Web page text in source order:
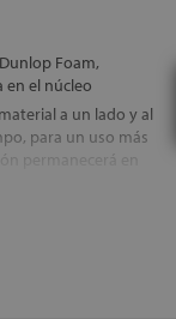
y 180 cm de
que si el
en la parte
de la ficha de
Foam,
en el núcleo
a un lado y al
para un uso más
permanecerá en
disfrutar de un